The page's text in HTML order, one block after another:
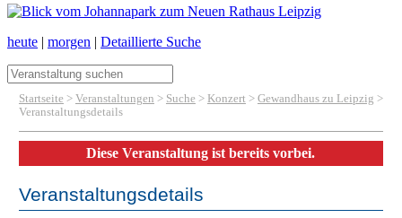
heute | morgen | Detaillierte Suche
Startseite > Veranstaltungen > Suche > Konzert> Gewandhaus zu Leipzig >
Veranstaltungsdetails
Diese Veranstaltung ist bereits vorbei.
Veranstaltungsdetails